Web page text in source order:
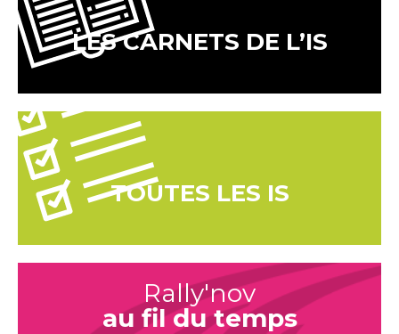
LES CARNETS DE L’IS
TOUTES LES IS
Rally'nov
au fil du temps